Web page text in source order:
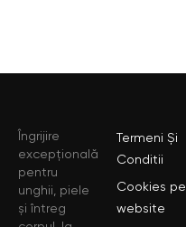
Îngrijire
excepțională
pentru
unghii, piele
și întreg
Termeni Și
Conditii
Cookies pe
website